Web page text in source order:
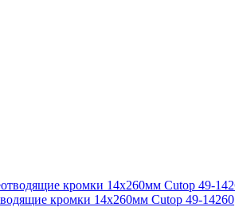
кромки 14х260мм Cutop 49-14260